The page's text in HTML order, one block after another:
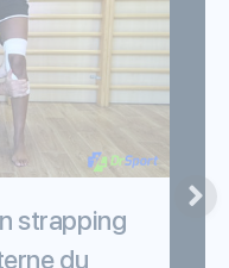
strapping
du